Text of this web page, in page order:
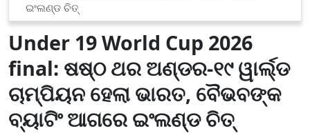
ଇଂଲଣ୍ଡ ଚିତ୍
Under 19 World Cup 2026
final: ଷଷ୍ଠ ଥର ଅଣ୍ଡର-୧୯ ୱାର୍ଲ୍ଡ
ଚାମ୍ପିୟନ ହେଲା ଭାରତ, ବୈଭବଙ୍କ
ବ୍ୟାଟିଂ ଆଗରେ ଇଂଲଣ୍ଡ ଚିତ୍